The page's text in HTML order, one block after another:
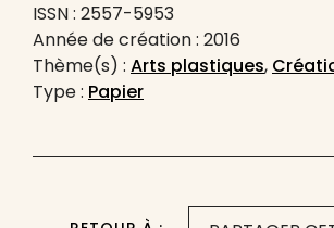
ISSN : 2557-5953
Année de création : 2016
Thème(s) : Arts plastiques,
Type : Papier